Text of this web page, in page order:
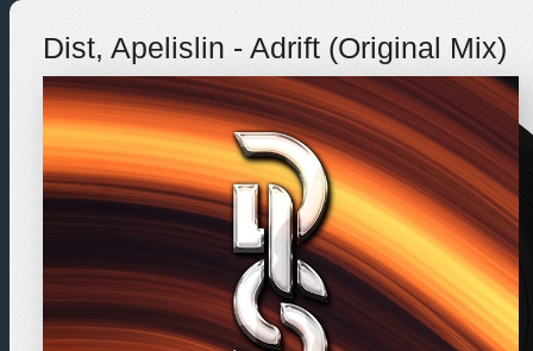
Dist, Apelislin - Adrift (Original Mix)